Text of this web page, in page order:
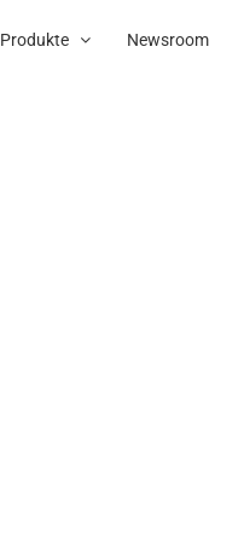
Produkte Newsroom